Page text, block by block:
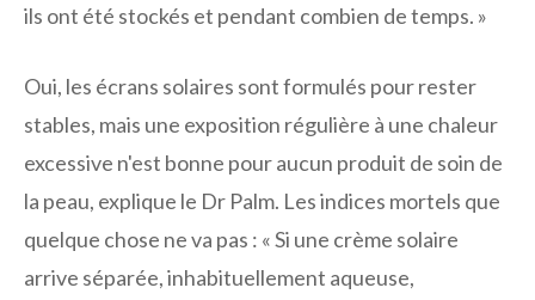
ils ont été stockés et pendant combien de temps. »
Oui, les écrans solaires sont formulés pour rester
stables, mais une exposition régulière à une chaleur
excessive n'est bonne pour aucun produit de soin de
la peau, explique le Dr Palm. Les indices mortels que
quelque chose ne va pas : « Si une crème solaire
arrive séparée, inhabituellement aqueuse,